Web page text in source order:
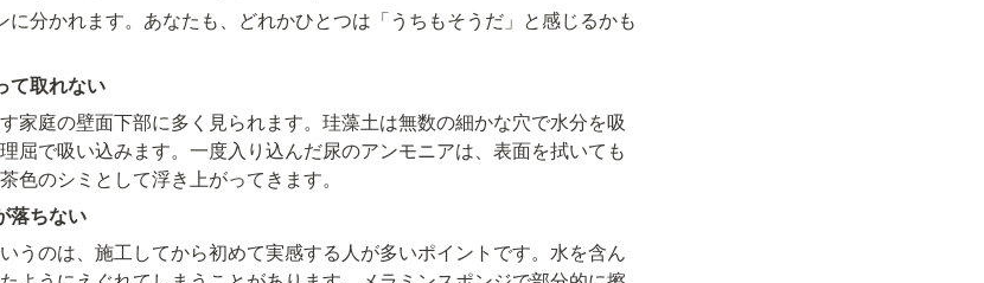
分かれます。あなたも、どれかひとつは「うちもそうだ」と感じるかも
て取れない
家庭の壁面下部に多く見られます。珪藻土は無数の細かな穴で水分を吸
屈で吸い込みます。一度入り込んだ尿のアンモニアは、表面を拭いても
色のシミとして浮き上がってきます。
落ちない
うのは、施工してから初めて実感する人が多いポイントです。水を含ん